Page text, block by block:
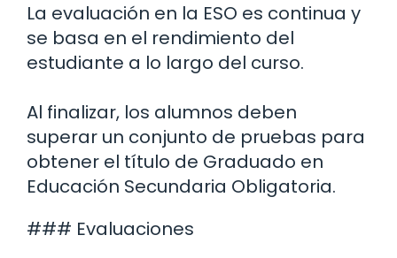
La evaluación en la ESO es continua y
se basa en el rendimiento del
estudiante a lo largo del curso.
Al finalizar, los alumnos deben
superar un conjunto de pruebas para
obtener el título de Graduado en
Educación Secundaria Obligatoria.
### Evaluaciones